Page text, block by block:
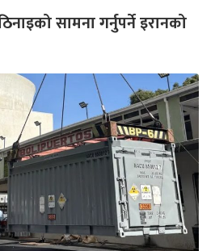
सामना गर्नुपर्ने इरानको